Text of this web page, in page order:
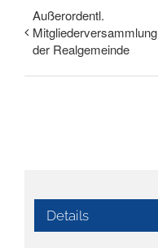
Außerordentl.
Mitgliederversammlung
der Realgemeinde
Details